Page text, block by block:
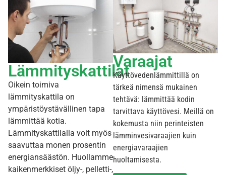
Lämmityskattilat
Oikein toimiva
lämmityskattila on
ympäristöystävällinen tapa
lämmittää kotia.
Lämmityskattilalla voit myös
saavuttaa monen prosentin
energiansäästön. Huollamme
kaikenmerkkiset öljy-, pelletti-,
Varaajat
Käyttövedenlämmittillä on
tärkeä nimensä mukainen
tehtävä: lämmittää kodin
tarvittava käyttövesi. Meillä on
kokemusta niin perinteisten
lämminvesivaraajien kuin
energiavaraajien
huoltamisesta.